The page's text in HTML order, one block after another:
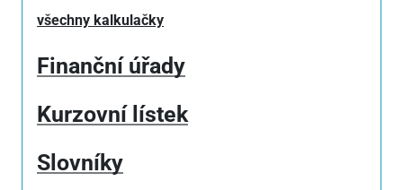
všechny kalkulačky
Finanční úřady
Kurzovní lístek
Slovníky